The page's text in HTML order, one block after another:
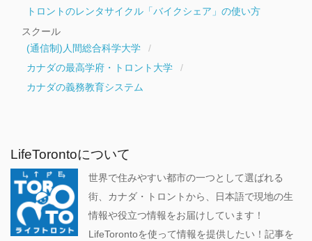
トロントのレンタサイクル「バイクシェア」の使い方
スクール
(通信制)人間総合科学大学
カナダの最高学府・トロント大学
カナダの義務教育システム
LifeTorontoについて
世界で住みやすい都市の一つとして選ばれる
街、カナダ・トロントから、日本語で現地の生
情報や役立つ情報をお届けしています！
LifeTorontoを使って情報を提供したい！記事を